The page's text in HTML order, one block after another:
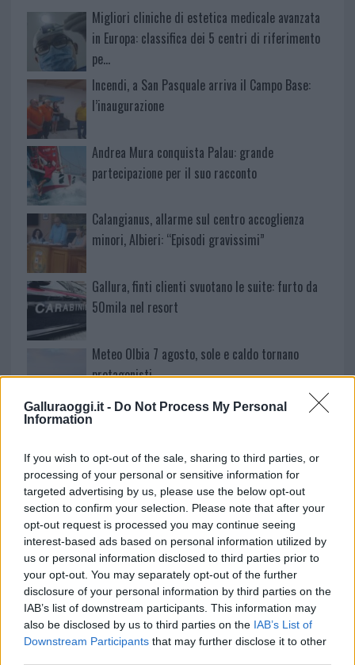
Galluraoggi.it - Do Not Process My Personal
Information
If you wish to opt-out of the sale, sharing to third parties, or
processing of your personal or sensitive information for
targeted advertising by us, please use the below opt-out
section to confirm your selection. Please note that after your
opt-out request is processed you may continue seeing
interest-based ads based on personal information utilized by
us or personal information disclosed to third parties prior to
your opt-out. You may separately opt-out of the further
disclosure of your personal information by third parties on the
IAB’s list of downstream participants. This information may
also be disclosed by us to third parties on the IAB’s List of
Downstream Participants that may further disclose it to other
Migliori cliniche di estetica medicale avanzata
in Europa: classifica dei 5 centri di riferimento
pe…
Incendi, a San Pasquale arriva il Campo Base:
l’inaugurazione
Andrea Mura conquista Palau: grande
partecipazione per il suo racconto
Calangianus, allarme sul centro accoglienza
minori, Albieri: “Episodi gravissimi”
Gallura, finti clienti svuotano le suite: furto da
50mila nel resort
Meteo Olbia 7 agosto, sole e caldo tornano
protagonisti
Test tunnel Olbia: rampe chiuse ancora fino a
NECROLOGIE